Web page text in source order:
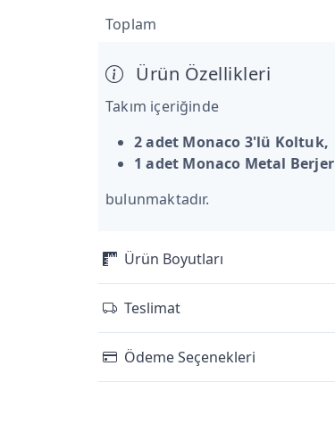
Toplam
Ürün Özellikleri
Takım içeriğinde
2 adet Monaco 3'lü Koltuk,
1 adet Monaco Metal Berjer
bulunmaktadır.
Ürün Boyutları
Teslimat
Ödeme Seçenekleri